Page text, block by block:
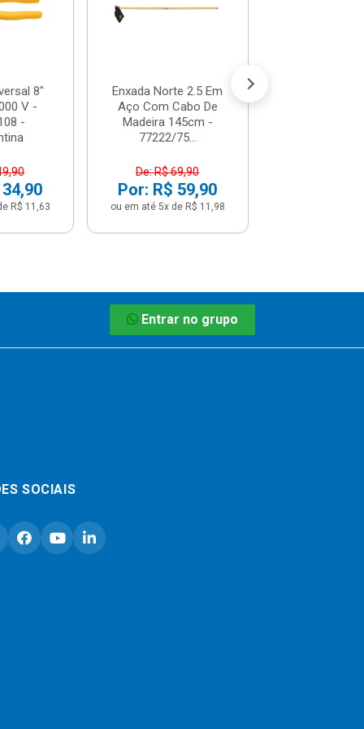
8"
V -
-
R$ 11,63
Enxada Norte 2.5 Em
Aço Com Cabo De
Madeira 145cm -
77222/75...
De: R$ 69,90
Por: R$ 59,90
ou em até 5x de R$ 11,98
Entrar no grupo
SOCIAIS